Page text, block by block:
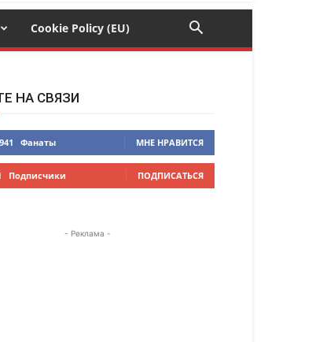
Cookie Policy (EU)
НА СВЯЗИ
Фанаты МНЕ НРАВИТСЯ
Подписчики ПОДПИСАТЬСЯ
- Реклама -